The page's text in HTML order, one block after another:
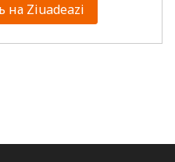
на Ziuadeazi